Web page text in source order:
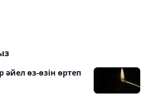
өз-өзін өртеп